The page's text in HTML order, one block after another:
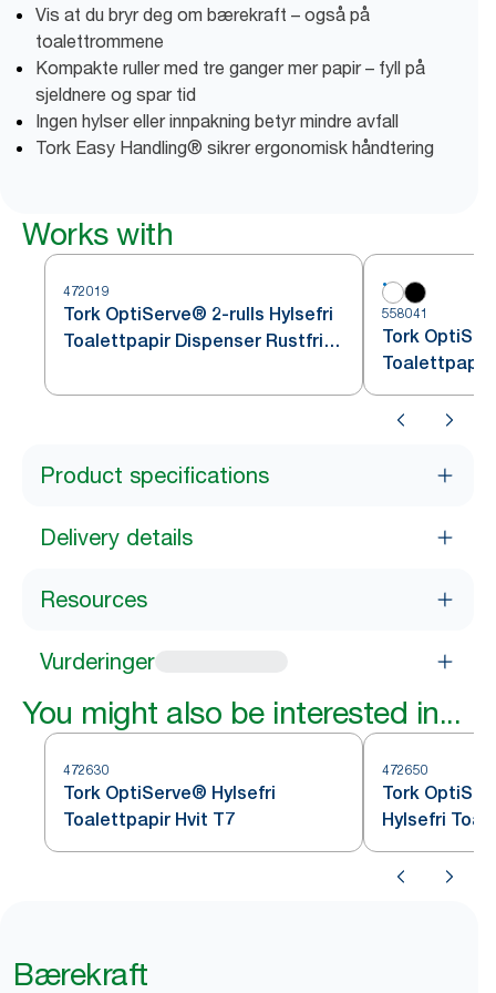
Vis at du bryr deg om bærekraft – også på
toalettrommene
Kompakte ruller med tre ganger mer papir – fyll på
sjeldnere og spar tid
Ingen hylser eller innpakning betyr mindre avfall
Tork Easy Handling® sikrer ergonomisk håndtering
Works with
472019
Tork OptiServe® 2-rulls Hylsefri
Toalettpapir Dispenser Rustfritt
558041
Tork
Toalettpapir
Product specifications
Delivery details
Resources
Vurderinger
You might also be interested in...
472630
Tork OptiServe® Hylsefri
Toalettpapir Hvit T7
472650
Tork
Hylsefri
Bærekraft